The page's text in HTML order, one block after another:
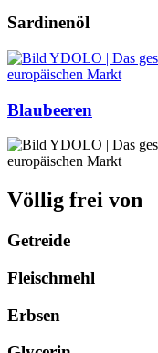
Sardinenöl
Blaubeeren
Völlig frei von
Getreide
Fleischmehl
Erbsen